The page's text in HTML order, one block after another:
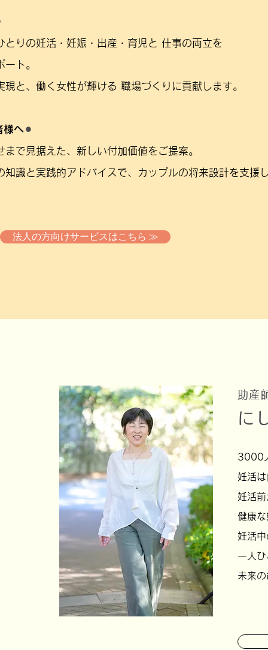
とりの妊活・妊娠・出産・育児と 仕事の両立を
ト。
現と、働く女性が輝ける 職場づくりに貢献します。
様へ⚫︎
まで見据えた、新しい付加価値をご提案。
知識と実践的アドバイスで、カップルの将来設計を支援
法人の方向けサービスはこちら ≫
助産
に
3000
妊活
妊活
健康
妊活
一人
未来